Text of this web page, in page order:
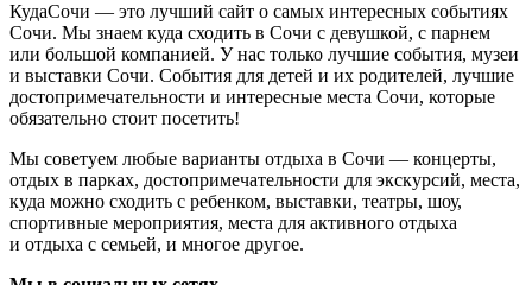
КудаСочи — это лучший сайт о самых интересных событиях
Сочи. Мы знаем куда сходить в Сочи с девушкой, с парнем
или большой компанией. У нас только лучшие события, музеи
и выставки Сочи. События для детей и их родителей, лучшие
достопримечательности и интересные места Сочи, которые
обязательно стоит посетить!
Мы советуем любые варианты отдыха в Сочи — концерты,
отдых в парках, достопримечательности для экскурсий, места,
куда можно сходить с ребенком, выставки, театры, шоу,
спортивные мероприятия, места для активного отдыха
и отдыха с семьей, и многое другое.